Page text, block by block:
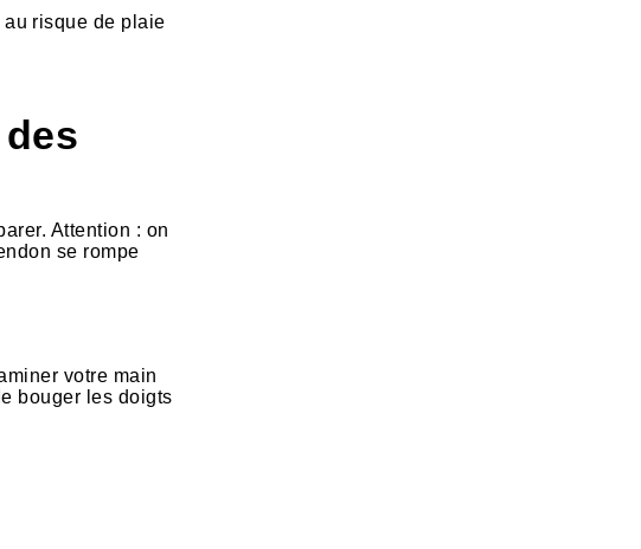
risque de plaie
Attention : on
se rompe
votre main
bouger les doigts